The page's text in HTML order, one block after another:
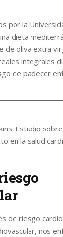
por la
dieta
de oliva extra
integrales
de padecer
Estudio
en la salud
de riesgo
nos